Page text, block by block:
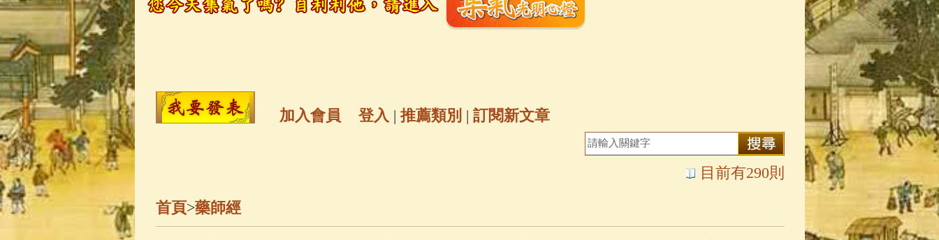
觀世音菩薩 (147) 聖救度佛母(綠度母)(144) 動物念佛往生
金山活佛
六字大明咒(81) 大悲咒(72)
善財童子五十三參
加入會員 登入 | 推薦類別 | 訂閱新文章
目前有290則
首頁>藥師經